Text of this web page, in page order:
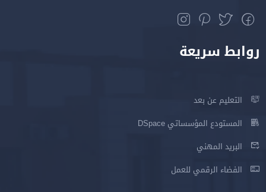
روابط سريعة
التعليم عن بعد
المستودع المؤسساتي DSpace
البريد المهني
الفضاء الرقمي للعمل